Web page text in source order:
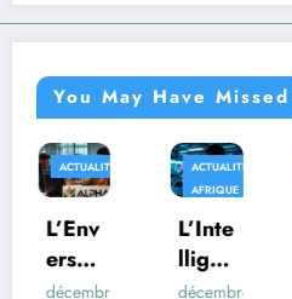
You May Have Missed
ACTUALITÉS
AFRIQUE
L’Inte
lligen
ce
décembre
ACTUALITÉS
AFRIQUE
L’Inte
lligen
ce
décembre